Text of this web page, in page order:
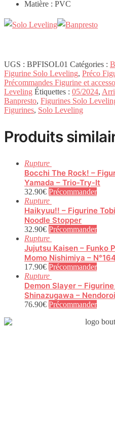
Matière : PVC
UGS : BPFISOL01 Catégories :
Figurine Solo Leveling, Préco
Précommandes Figurine et
Leveling Étiquettes : 05/2024,
Banpresto, Figurines Solo
Figurines, Solo Leveling
Produits
Rupture
Bocchi The Rock! –
Yamada – Trio-Try-It
32.90€ Précommander
Rupture
Haikyuu!! – Figurine
Noodle Stopper
32.90€ Précommander
Rupture
Jujutsu Kaisen – Funko
Momo Nishimiya –
17.90€ Précommander
Rupture
Demon Slayer –
Shinazugawa –
76.90€ Précommander